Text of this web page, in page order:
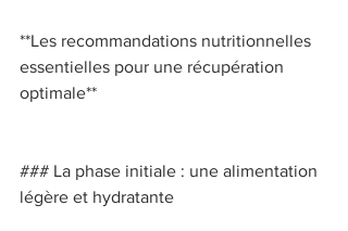
**Les recommandations nutritionnelles
essentielles pour une récupération
optimale**
### La phase initiale : une alimentation
légère et hydratante